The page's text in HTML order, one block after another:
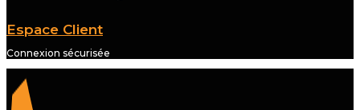
Espace Client
Connexion sécurisée